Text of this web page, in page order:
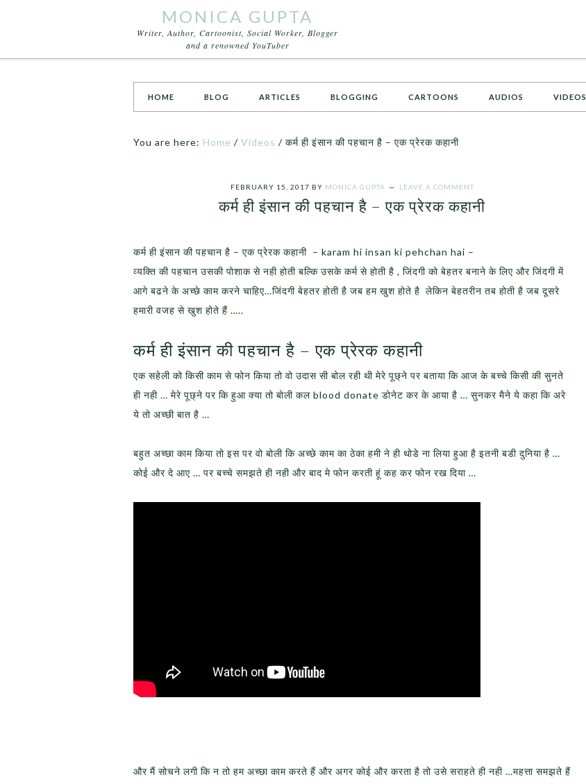
MONICA GUPTA
Writer, Author, Cartoonist, Social Worker, Blogger
and a renowned YouTuber
HOME BLOG ARTICLES BLOGGING CARTOONS AUDIOS VIDEOS
You are here: Home / Videos / कर्म ही इंसान की पहचान है – एक प्रेरक कहानी
FEBRUARY 15, 2017 BY MONICA GUPTA LEAVE A COMMENT
कर्म ही इंसान की पहचान है – एक प्रेरक कहानी
कर्म ही इंसान की पहचान है – एक प्रेरक कहानी – karam hi insan ki pehchan hai –
व्यक्ति की पहचान उसकी पोशाक से नही होती बल्कि उसके कर्म से होती है , जिंदगी को बेहतर बनाने के लिए और जिंदगी में
आगे बढने के अच्छे काम करने चाहिए…जिंदगी बेहतर होती है जब हम खुश होते है लेकिन बेहतरीन तब होती है जब दूसरे
हमारी वजह से खुश होते हैं …..
कर्म ही इंसान की पहचान है – एक प्रेरक कहानी
एक सहेली को किसी काम से फोन किया तो वो उदास सी बोल रही थी मेरे पूछ्ने पर बताया कि आज के बच्चे किसी की सुनते
ही नही … मेरे पूछ्ने पर कि हुआ क्या तो बोली कल blood donate डोनेट कर के आया है … सुनकर मैने ये कहा कि अरे
ये तो अच्छी बात है …
बहुत अच्छा काम किया तो इस पर वो बोली कि अच्छे काम का ठेका हमी ने ही थोडे ना लिया हुआ है इतनी बडी दुनिया है …
कोई और दे आए … पर बच्चे समझते ही नही और बाद मे फोन करती हूं कह कर फोन रख दिया …
और मैं सोचने लगी कि न तो हम अच्छा काम करते हैं और अगर कोई और करता है तो उसे सराहते ही नही …महत्ता समझते हैं